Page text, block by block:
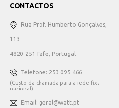
CONTACTOS
Rua Prof. Humberto Gonçalves,
113
4820-251 Fafe, Portugal
Telefone: 253 095 466
(Custo da chamada para a rede fixa
nacional)
Email: geral@watt.pt